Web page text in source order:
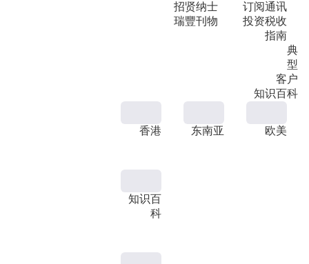
招贤纳士
瑞豐刊物
订阅通讯
投资税收
指南
典
型
客户
知识百科
香港 东南亚 欧美
知识百
科